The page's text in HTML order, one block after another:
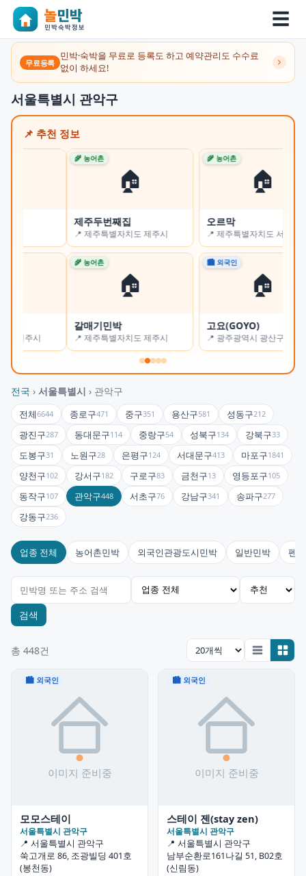
☰
무료등록
민박·숙박을 무료로 등록도 하고 예약관리도 수수료
없이 하세요!
서울특별시 관악구
📌 추천 정보
제주두번째집
📍 제주특별자치도 제주시 📍 제주특별자치도 서귀포시
갈매기민박
📍 제주특별자치도 제주시
고요(GOYO)
📍 광주광역시 광산구
전국 › 서울특별시 › 관악구
전체6644 종로구471 중구351 용산구581 성동구212
광진구287 동대문구114 중랑구54 성북구134 강북구33
도봉구31 노원구28 은평구124 서대문구413 마포구1841
양천구102 강서구182 구로구83 금천구13 영등포구105
동작구107 관악구448 서초구76 강남구341 송파구277
강동구236
업종 전체 농어촌민박 외국인관광도시민박 일반민박 펜션
검색
총 448건
🏙 외국인
모모스테이
서울특별시 관악구
📍 서울특별시 관악구
쑥고개로 86, 조광빌딩 401호
(봉천동)
🏙 외국인
스테이 젠(stay zen)
서울특별시 관악구
📍 서울특별시 관악구
남부순환로161나길 51, B02호
(신림동)